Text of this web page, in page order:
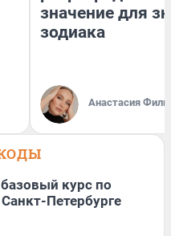
значение для
зодиака
Анастасия
курс по
Петербурге